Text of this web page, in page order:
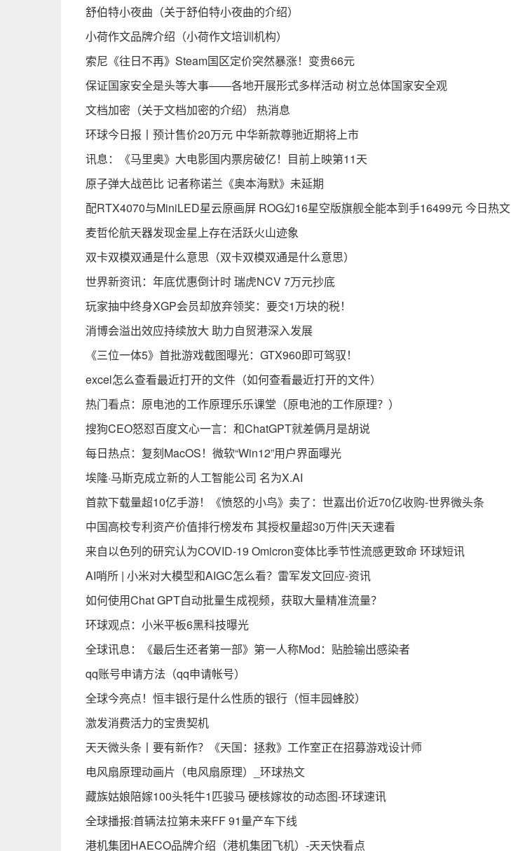
舒伯特小夜曲（关于舒伯特小夜曲的介绍）
小荷作文品牌介绍（小荷作文培训机构）
索尼《往日不再》Steam国区定价突然暴涨！变贵66元
保证国家安全是头等大事——各地开展形式多样活动 树立总体国家安全观
文档加密（关于文档加密的介绍） 热消息
环球今日报丨预计售价20万元 中华新款尊驰近期将上市
讯息：《马里奥》大电影国内票房破亿！目前上映第11天
原子弹大战芭比 记者称诺兰《奥本海默》未延期
配RTX4070与MiniLED星云原画屏 ROG幻16星空版旗舰全能本到手16499元 今日热文
麦哲伦航天器发现金星上存在活跃火山迹象
双卡双模双通是什么意思（双卡双模双通是什么意思）
世界新资讯：年底优惠倒计时 瑞虎NCV 7万元抄底
玩家抽中终身XGP会员却放弃领奖：要交1万块的税！
消博会溢出效应持续放大 助力自贸港深入发展
《三位一体5》首批游戏截图曝光：GTX960即可驾驭！
excel怎么查看最近打开的文件（如何查看最近打开的文件）
热门看点：原电池的工作原理乐乐课堂（原电池的工作原理？）
搜狗CEO怒怼百度文心一言：和ChatGPT就差俩月是胡说
每日热点：复刻MacOS！微软“Win12”用户界面曝光
埃隆·马斯克成立新的人工智能公司 名为X.AI
首款下载量超10亿手游！《愤怒的小鸟》卖了：世嘉出价近70亿收购-世界微头条
中国高校专利资产价值排行榜发布 其授权量超30万件|天天速看
来自以色列的研究认为COVID-19 Omicron变体比季节性流感更致命 环球短讯
AI哨所 | 小米对大模型和AIGC怎么看？雷军发文回应-资讯
如何使用Chat GPT自动批量生成视频，获取大量精准流量？
环球观点：小米平板6黑科技曝光
全球讯息：《最后生还者第一部》第一人称Mod：贴脸输出感染者
qq账号申请方法（qq申请帐号）
全球今亮点！恒丰银行是什么性质的银行（恒丰园蜂胶）
激发消费活力的宝贵契机
天天微头条丨要有新作？《天国：拯救》工作室正在招募游戏设计师
电风扇原理动画片（电风扇原理）_环球热文
藏族姑娘陪嫁100头牦牛1匹骏马 硬核嫁妆的动态图-环球速讯
全球播报:首辆法拉第未来FF 91量产车下线
港机集团HAECO品牌介绍（港机集团飞机）-天天快看点